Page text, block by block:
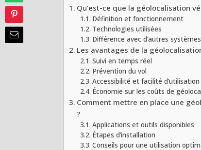
Qu’est-ce que la géolocalisation
Définition et fonctionnement
Technologies utilisées
Différence avec d’autres
Les avantages de la
Suivi en temps réel
Prévention du vol
Accessibilité et facilité d’utilisation
Économie sur les coûts de
Comment mettre en place une
?
Applications et outils disponibles
Étapes d’installation
Conseils pour une utilisation